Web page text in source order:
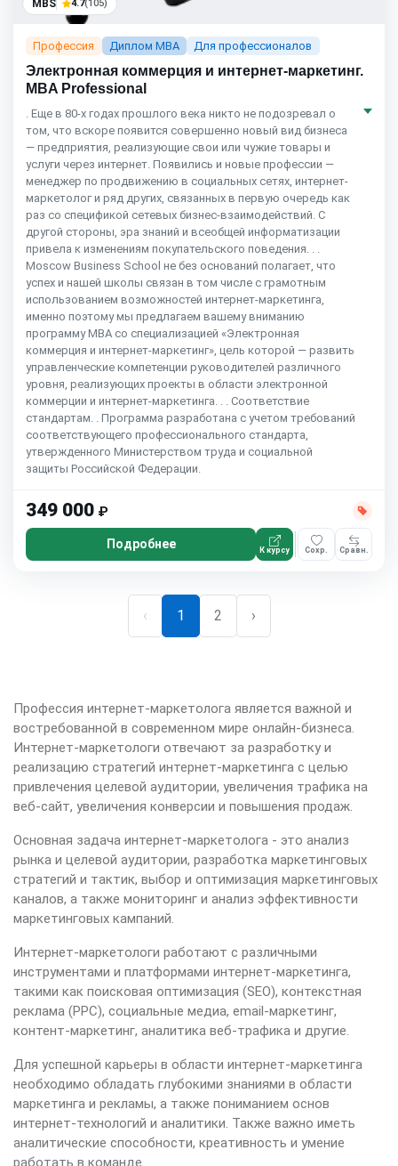
MBS 4.7(105)
Профессия Диплом MBA Для профессионалов
Электронная коммерция и интернет-маркетинг.
MBA Professional
. Еще в 80-х годах прошлого века никто не подозревал о
том, что вскоре появится совершенно новый вид бизнеса
— предприятия, реализующие свои или чужие товары и
услуги через интернет. Появились и новые профессии —
менеджер по продвижению в социальных сетях, интернет-
маркетолог и ряд других, связанных в первую очередь как
раз со спецификой сетевых бизнес-взаимодействий. С
другой стороны, эра знаний и всеобщей информатизации
привела к изменениям покупательского поведения. . .
Moscow Business School не без оснований полагает, что
успех и нашей школы связан в том числе с грамотным
использованием возможностей интернет-маркетинга,
именно поэтому мы предлагаем вашему вниманию
программу MBA со специализацией «Электронная
коммерция и интернет-маркетинг», цель которой — развить
управленческие компетенции руководителей различного
уровня, реализующих проекты в области электронной
коммерции и интернет-маркетинга. . . Соответствие
стандартам. . Программа разработана с учетом требований
соответствующего профессионального стандарта,
утвержденного Министерством труда и социальной
защиты Российской Федерации.
349 000 ₽
Подробнее К курсу Сохр. Сравн.
‹ 1 2 ›
Профессия интернет-маркетолога является важной и
востребованной в современном мире онлайн-бизнеса.
Интернет-маркетологи отвечают за разработку и
реализацию стратегий интернет-маркетинга с целью
привлечения целевой аудитории, увеличения трафика на
веб-сайт, увеличения конверсии и повышения продаж.
Основная задача интернет-маркетолога - это анализ
рынка и целевой аудитории, разработка маркетинговых
стратегий и тактик, выбор и оптимизация маркетинговых
каналов, а также мониторинг и анализ эффективности
маркетинговых кампаний.
Интернет-маркетологи работают с различными
инструментами и платформами интернет-маркетинга,
такими как поисковая оптимизация (SEO), контекстная
реклама (PPC), социальные медиа, email-маркетинг,
контент-маркетинг, аналитика веб-трафика и другие.
Для успешной карьеры в области интернет-маркетинга
необходимо обладать глубокими знаниями в области
маркетинга и рекламы, а также пониманием основ
интернет-технологий и аналитики. Также важно иметь
аналитические способности, креативность и умение
работать в команде.